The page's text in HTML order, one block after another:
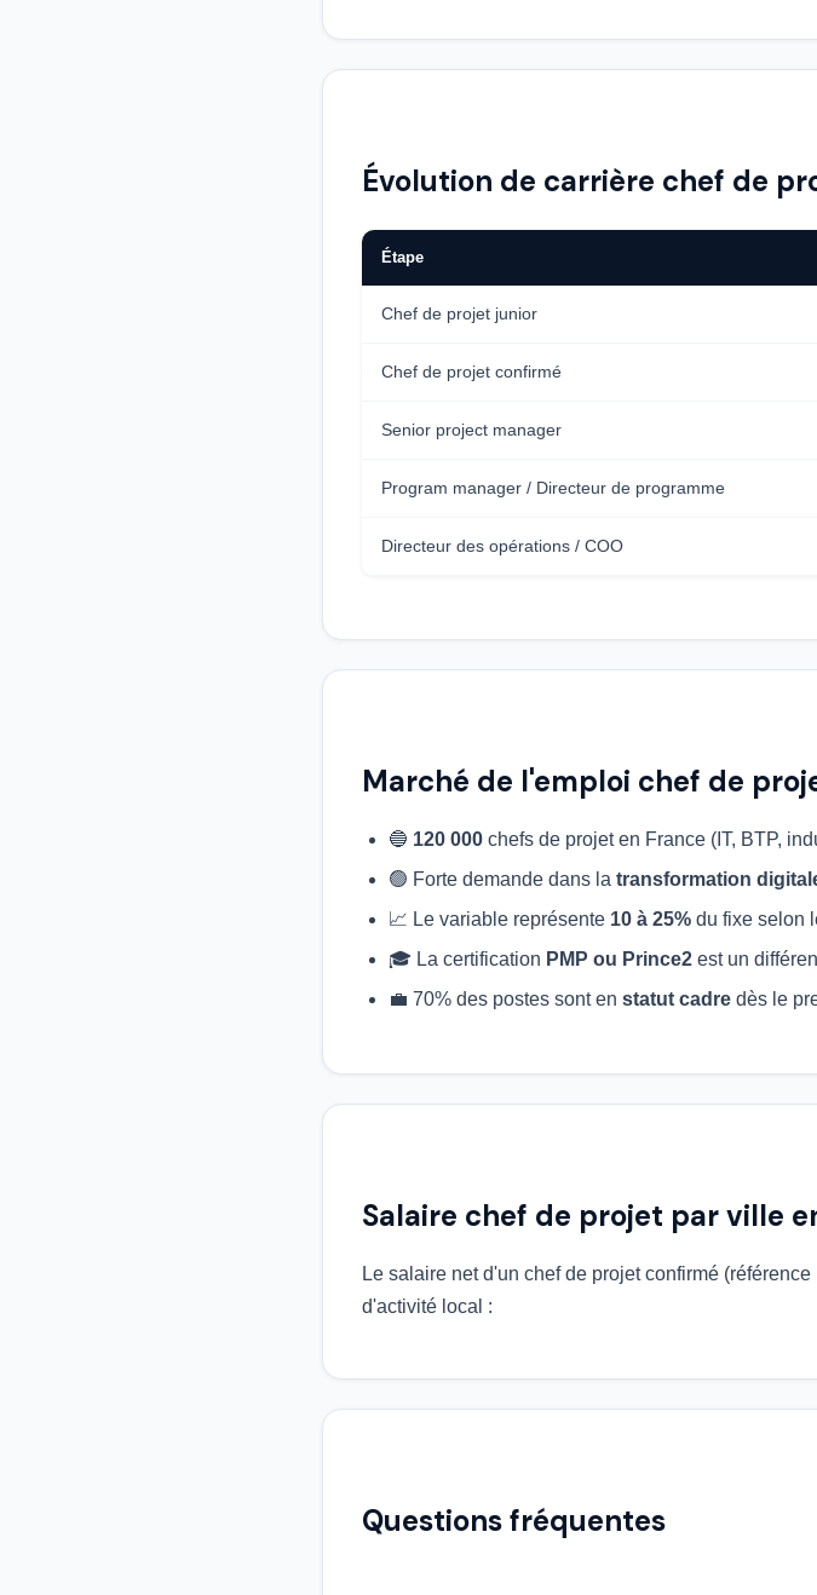
Évolution de carrière chef de
Étape
Chef de projet junior
Chef de projet confirmé
Senior project manager
Program manager / Directeur de programme
Directeur des opérations / COO
Marché de l'emploi chef de
🔵 120 000 chefs de projet en France (IT, BTP,
🟢 Forte demande dans la transformation
📈 Le variable représente 10 à 25% du fixe selon
🎓 La certification PMP ou Prince2 est un
💼 70% des postes sont en statut cadre dès le
Salaire chef de projet par ville
Le salaire net d'un chef de projet confirmé
d'activité local :
Questions fréquentes